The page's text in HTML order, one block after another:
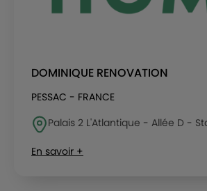
DOMINIQUE RENOVATION
PESSAC - FRANCE
Palais 2 L'Atlantique - Allée D -
En savoir +